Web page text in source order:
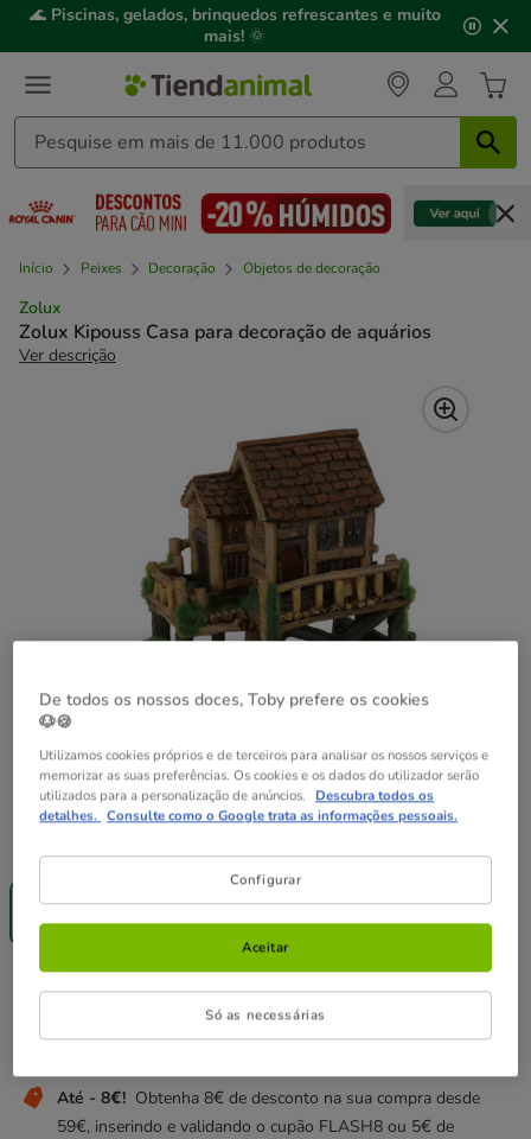
3,
mensagem,
🌊 Piscinas, gelados, brinquedos refrescantes e muito
mais! 🌞
Início Peixes Decoração Objetos de decoração
Zolux
Zolux Kipouss Casa para decoração de aquários
Ver descrição
1 ud.
51.69€
Não perca esta promoção
Até - 8€! Obtenha 8€ de desconto na sua compra desde
59€, inserindo e validando o cupão FLASH8 ou 5€ de
Preço 51.69€
51.69€
De todos os nossos doces, Toby prefere os cookies
🐶🍪
Utilizamos cookies próprios e de terceiros para analisar os nossos serviços e
memorizar as suas preferências. Os cookies e os dados do utilizador serão
utilizados para a personalização de anúncios. Descubra todos os
detalhes. Consulte como o Google trata as informações pessoais.
Configurar
Só as necessárias
Aceitar